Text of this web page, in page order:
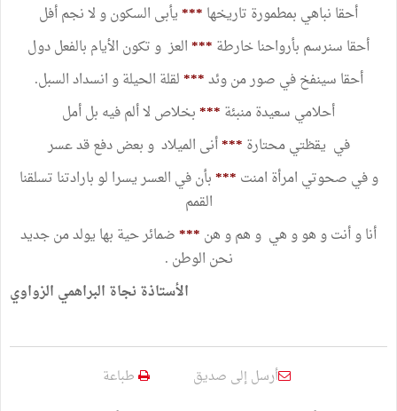
أحقا نباهي بمطمورة تاريخها ***يأبى السكون و لا نجم أفل
أحقا سنرسم بأرواحنا خارطة ***العز و تكون الأيام بالفعل دول
أحقا سينفخ في صور من وئد***لقلة الحيلة و انسداد السبل.
أحلامي سعيدة منبئة ***بخلاص لا ألم فيه بل أمل
في يقظتي محتارة ***أنى الميلاد و بعض دفع قد عسر
و في صحوتي امرأة امنت ***بأن في العسر يسرا لو بارادتنا تسلقنا
القمم
أنا و أنت و هو و هي و هم و هن ***ضمائر حية بها يولد من جديد
نحن الوطن .
الأستاذة نجاة البراهمي الزواوي
أرسل إلى صديق طباعة